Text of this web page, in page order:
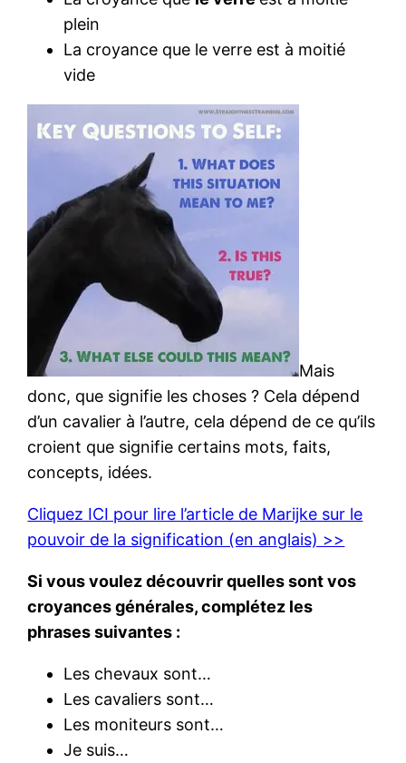
plein
La croyance que le verre est à moitié
vide
Mais
donc, que signifie les choses ? Cela dépend
d’un cavalier à l’autre, cela dépend de ce qu’ils
croient que signifie certains mots, faits,
concepts, idées.
Cliquez ICI pour lire l’article de Marijke sur le
pouvoir de la signification (en anglais) >>
Si vous voulez découvrir quelles sont vos
croyances générales, complétez les
phrases suivantes :
Les chevaux sont…
Les cavaliers sont…
Les moniteurs sont…
Je suis…